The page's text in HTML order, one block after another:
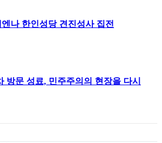
나 한인성당 견진성사 집전
방문 성료, 민주주의의 현장을 다시